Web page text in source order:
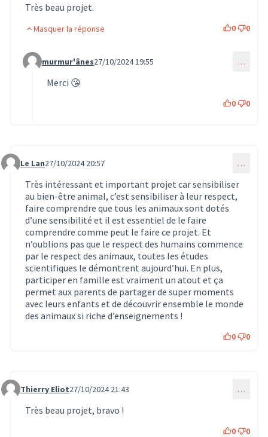
Très beau projet.
Masquer la réponse 0 0
Commentaire 851 (réponse au commentaire 841)
murmur'ânes27/10/2024 19:55 …
Merci 😘
0 0
Commentaire 852
Le Lan27/10/2024 20:57 …
Très intéressant et important projet car sensibiliser
au bien-être animal, c’est sensibiliser à leur respect,
faire comprendre que tous les animaux sont dotés
d’une sensibilité et il est essentiel de le faire
comprendre comme peut le faire ce projet. Et
n’oublions pas que le respect des humains commence
par le respect des animaux, toutes les études
scientifiques le démontrent aujourd’hui. En plus,
participer en famille est vraiment un atout et ça
permet aux parents de partager de super moments
avec leurs enfants et de découvrir ensemble le monde
des animaux si riche d’enseignements !
0 0
Commentaire 855
Thierry Eliot27/10/2024 21:43 …
Très beau projet, bravo !
0 0